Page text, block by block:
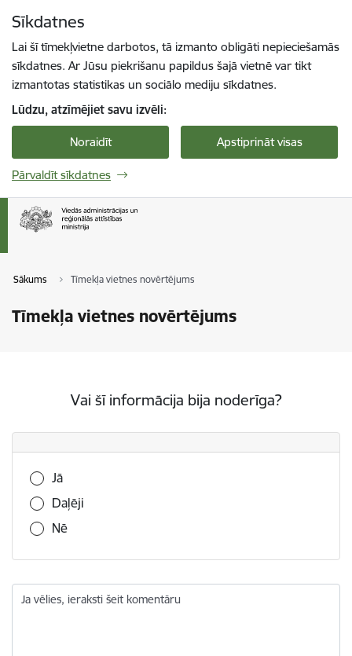
Sīkdatnes
Lai šī tīmekļvietne darbotos, tā izmanto obligāti nepieciešamās
sīkdatnes. Ar Jūsu piekrišanu papildus šajā vietnē var tikt
izmantotas statistikas un sociālo mediju sīkdatnes.
Lūdzu, atzīmējiet savu izvēli:
Noraidīt Apstiprināt visas
Pārvaldīt sīkdatnes
Sākums Tīmekļa vietnes novērtējums
Tīmekļa vietnes novērtējums
Vai šī informācija bija noderīga?
Vai šī informācija bija noderīga?
Jā
Daļēji
Nē
Ja vēlies, ieraksti šeit komentāru